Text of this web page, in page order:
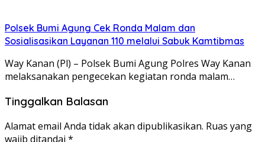
Polsek Bumi Agung Cek Ronda Malam dan
Sosialisasikan Layanan 110 melalui Sabuk Kamtibmas
Way Kanan (Pl) – Polsek Bumi Agung Polres Way Kanan
melaksanakan pengecekan kegiatan ronda malam…
Tinggalkan Balasan
Alamat email Anda tidak akan dipublikasikan. Ruas yang
wajib ditandai *